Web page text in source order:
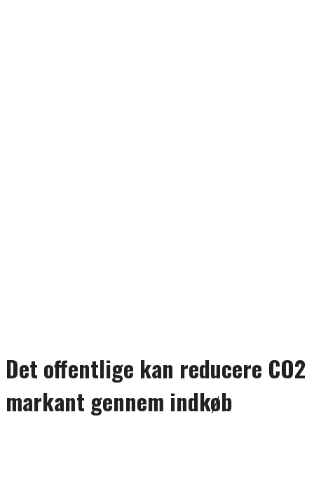
Det offentlige kan reducere CO2
markant gennem indkøb